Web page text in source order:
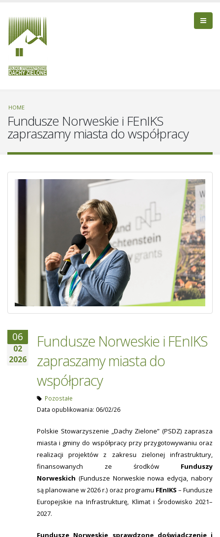
HOME
Fundusze Norweskie i FEnIKS
zapraszamy miasta do współpracy
06
02
2026
Fundusze Norweskie i FEnIKS
zapraszamy miasta do
współpracy
Pozostałe
Data opublikowania: 06/02/26
Polskie Stowarzyszenie „Dachy Zielone” (PSDZ) zaprasza
miasta i gminy do współpracy przy przygotowywaniu oraz
realizacji projektów z zakresu zielonej infrastruktury,
finansowanych ze środków Funduszy
Norweskich (Fundusze Norweskie nowa edycja, nabory
są planowane w 2026 r.) oraz programu FEnIKS – Fundusze
Europejskie na Infrastrukturę, Klimat i Środowisko 2021–
2027.
Fundusze Norweskie sprawdzone doświadczenie i